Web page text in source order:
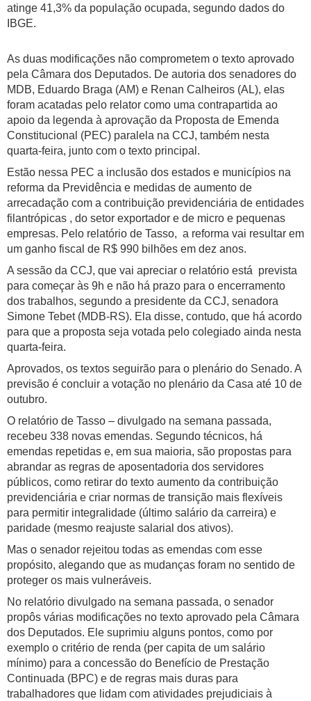
atinge 41,3% da população ocupada, segundo dados do
IBGE.
As duas modificações não comprometem o texto aprovado
pela Câmara dos Deputados. De autoria dos senadores do
MDB, Eduardo Braga (AM) e Renan Calheiros (AL), elas
foram acatadas pelo relator como uma contrapartida ao
apoio da legenda à aprovação da Proposta de Emenda
Constitucional (PEC) paralela na CCJ, também nesta
quarta-feira, junto com o texto principal.
Estão nessa PEC a inclusão dos estados e municípios na
reforma da Previdência e medidas de aumento de
arrecadação com a contribuição previdenciária de entidades
filantrópicas , do setor exportador e de micro e pequenas
empresas. Pelo relatório de Tasso, a reforma vai resultar em
um ganho fiscal de R$ 990 bilhões em dez anos.
A sessão da CCJ, que vai apreciar o relatório está prevista
para começar às 9h e não há prazo para o encerramento
dos trabalhos, segundo a presidente da CCJ, senadora
Simone Tebet (MDB-RS). Ela disse, contudo, que há acordo
para que a proposta seja votada pelo colegiado ainda nesta
quarta-feira.
Aprovados, os textos seguirão para o plenário do Senado. A
previsão é concluir a votação no plenário da Casa até 10 de
outubro.
O relatório de Tasso – divulgado na semana passada,
recebeu 338 novas emendas. Segundo técnicos, há
emendas repetidas e, em sua maioria, são propostas para
abrandar as regras de aposentadoria dos servidores
públicos, como retirar do texto aumento da contribuição
previdenciária e criar normas de transição mais flexíveis
para permitir integralidade (último salário da carreira) e
paridade (mesmo reajuste salarial dos ativos).
Mas o senador rejeitou todas as emendas com esse
propósito, alegando que as mudanças foram no sentido de
proteger os mais vulneráveis.
No relatório divulgado na semana passada, o senador
propôs várias modificações no texto aprovado pela Câmara
dos Deputados. Ele suprimiu alguns pontos, como por
exemplo o critério de renda (per capita de um salário
mínimo) para a concessão do Benefício de Prestação
Continuada (BPC) e de regras mais duras para
trabalhadores que lidam com atividades prejudiciais à